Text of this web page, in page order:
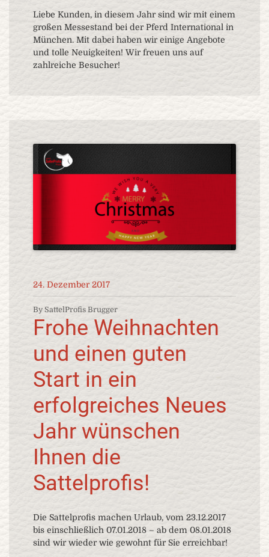
Liebe Kunden, in diesem Jahr sind wir mit einem
großen Messestand bei der Pferd International in
München. Mit dabei haben wir einige Angebote
und tolle Neuigkeiten! Wir freuen uns auf
zahlreiche Besucher!
24. Dezember 2017
By SattelProfis Brugger
Frohe Weihnachten
und einen guten
Start in ein
erfolgreiches Neues
Jahr wünschen
Ihnen die
Sattelprofis!
Die Sattelprofis machen Urlaub, vom 23.12.2017
bis einschließlich 07.01.2018 – ab dem 08.01.2018
sind wir wieder wie gewohnt für Sie erreichbar!